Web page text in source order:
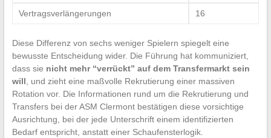
Vertragsverlängerungen 16
Diese Differenz von sechs weniger Spielern spiegelt eine
bewusste Entscheidung wider. Die Führung hat kommuniziert,
dass sie nicht mehr “verrückt” auf dem Transfermarkt sein
will , und zieht eine maßvolle Rekrutierung einer massiven
Rotation vor. Die Informationen rund um die Rekrutierung und
Transfers bei der ASM Clermont bestätigen diese vorsichtige
Ausrichtung, bei der jede Unterschrift einem identifizierten
Bedarf entspricht, anstatt einer Schaufensterlogik.